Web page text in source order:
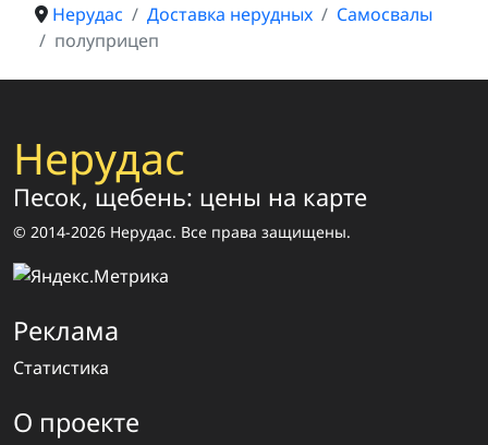
Нерудас Доставка нерудных
Самосвалы
полуприцеп
Нерудас
Песок, щебень: цены на карте
© 2014-2026 Нерудас. Все права защищены.
Реклама
Статистика
О проекте